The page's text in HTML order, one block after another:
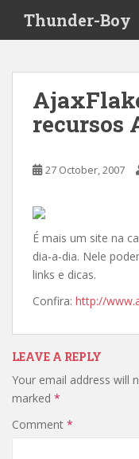
i
Thunder-Boy
recursos
27 October, 2007
É mais um site na
dia-a-dia. Nele
links e dicas.
Confira: http://
LEAVE A REPLY
Your email address will
marked *
Comment *